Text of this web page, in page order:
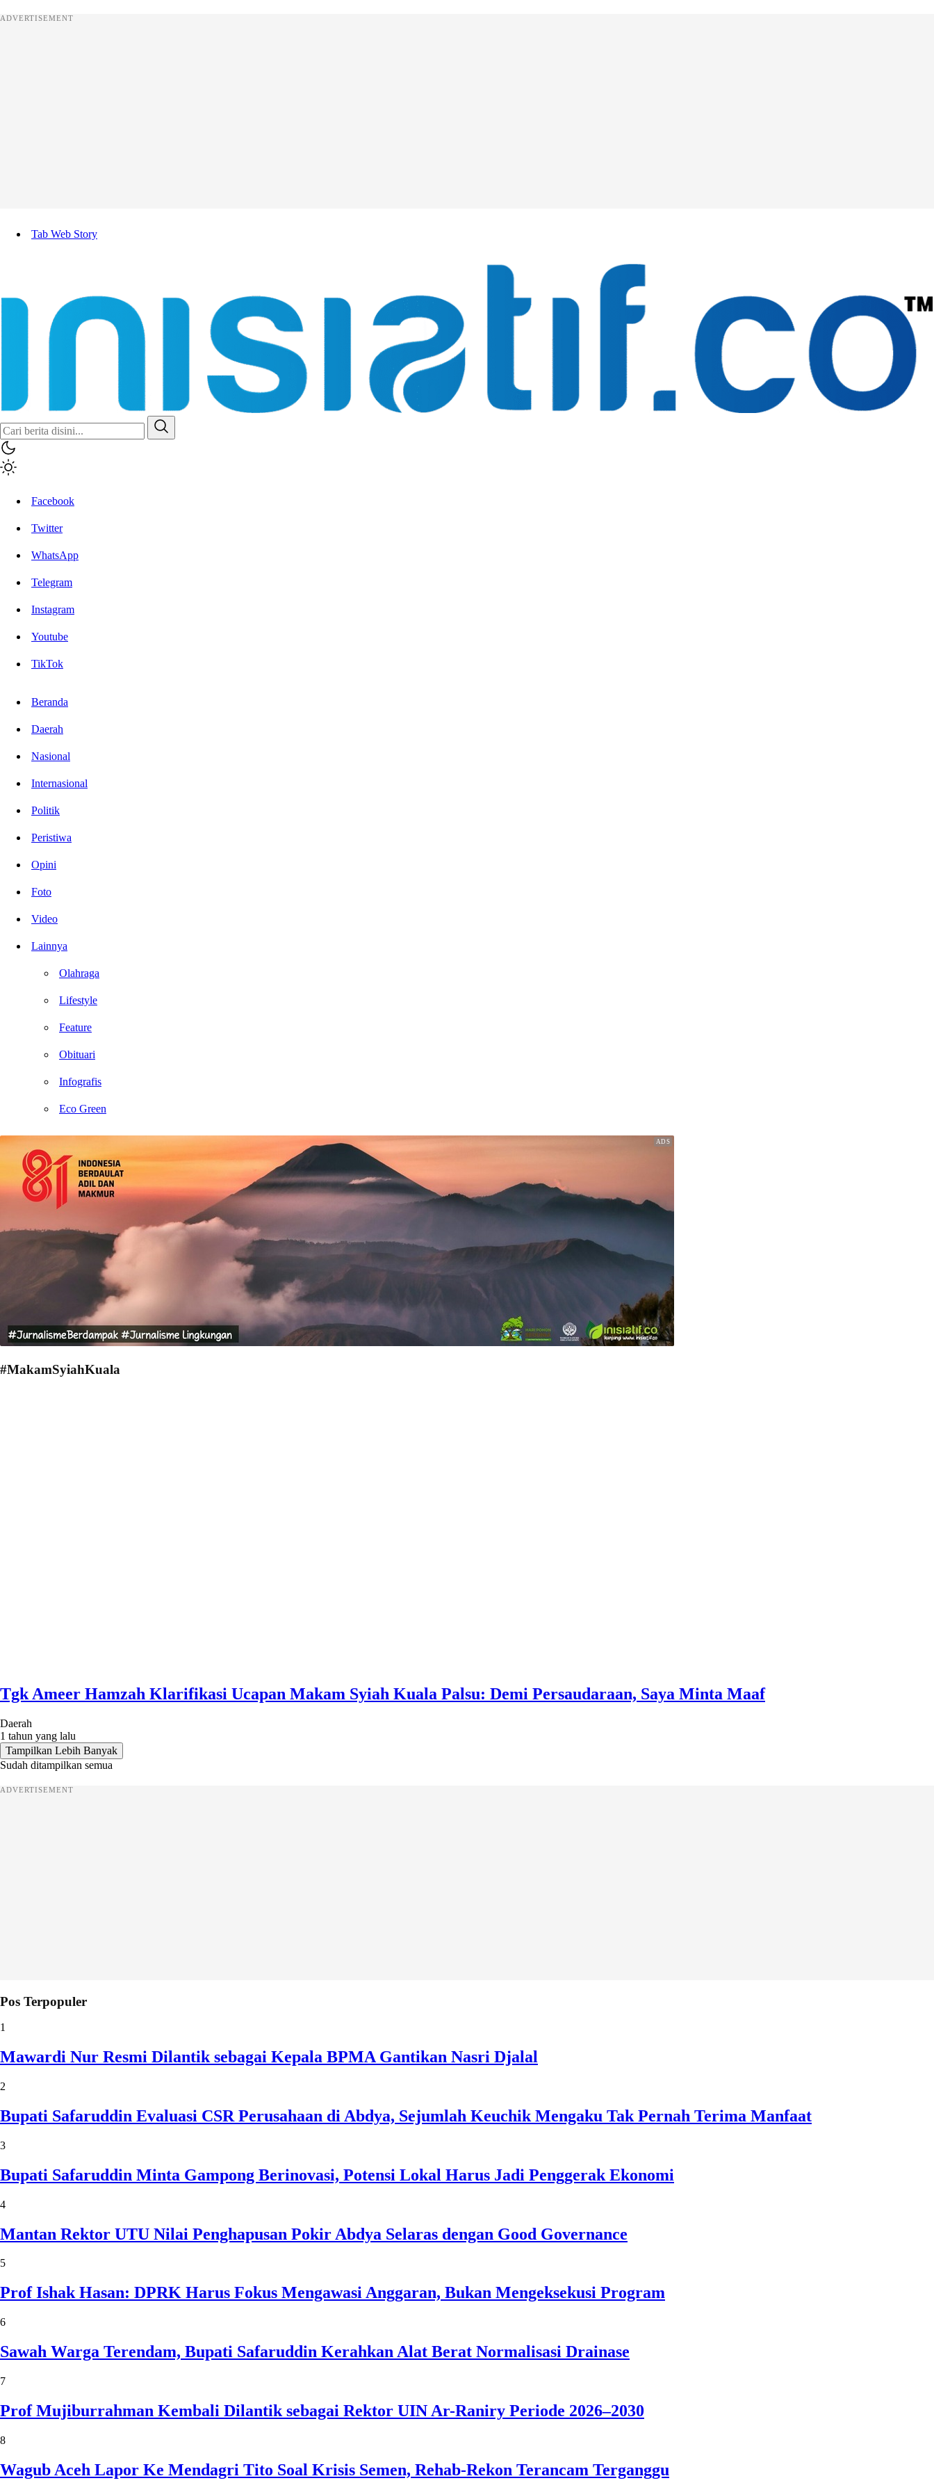
ADVERTISEMENT
Tab Web Story
Inisiatif.co
Stay Connected Stay Informed
Facebook
Twitter
WhatsApp
Telegram
Instagram
Youtube
TikTok
Beranda
Daerah
Nasional
Internasional
Politik
Peristiwa
Opini
Foto
Video
Lainnya
Olahraga
Lifestyle
Feature
Obituari
Infografis
Eco Green
#MakamSyiahKuala
Tgk Ameer Hamzah Klarifikasi Ucapan Makam Syiah Kuala Palsu: Demi Persaudaraan, Saya Minta Maaf
Daerah
1 tahun yang lalu
Tampilkan Lebih Banyak
Sudah ditampilkan semua
ADVERTISEMENT
Pos Terpopuler
1
Mawardi Nur Resmi Dilantik sebagai Kepala BPMA Gantikan Nasri Djalal
2
Bupati Safaruddin Evaluasi CSR Perusahaan di Abdya, Sejumlah Keuchik Mengaku Tak Pernah Terima Manfaat
3
Bupati Safaruddin Minta Gampong Berinovasi, Potensi Lokal Harus Jadi Penggerak Ekonomi
4
Mantan Rektor UTU Nilai Penghapusan Pokir Abdya Selaras dengan Good Governance
5
Prof Ishak Hasan: DPRK Harus Fokus Mengawasi Anggaran, Bukan Mengeksekusi Program
6
Sawah Warga Terendam, Bupati Safaruddin Kerahkan Alat Berat Normalisasi Drainase
7
Prof Mujiburrahman Kembali Dilantik sebagai Rektor UIN Ar-Raniry Periode 2026–2030
8
Wagub Aceh Lapor Ke Mendagri Tito Soal Krisis Semen, Rehab-Rekon Terancam Terganggu